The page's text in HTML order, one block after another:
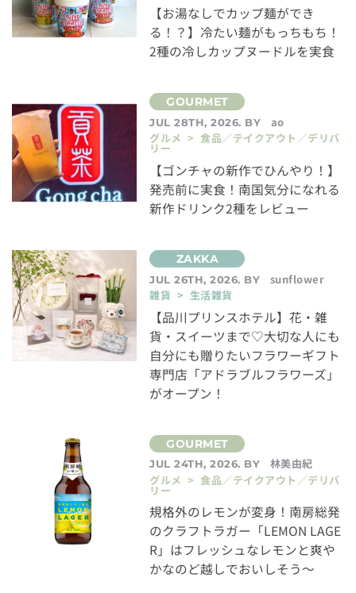
【お湯なしでカップ麺ができ
る！？】冷たい麺がもっちもち！
2種の冷しカップヌードルを実食
JUL 28TH, 2026. BY
ao
グルメ > 食品／テイクアウト／デリバ
リー
【ゴンチャの新作でひんやり！】
発売前に実食！南国気分になれる
新作ドリンク2種をレビュー
JUL 26TH, 2026. BY
sunflower
雑貨 > 生活雑貨
【品川プリンスホテル】花・雑
貨・スイーツまで♡大切な人にも
自分にも贈りたいフラワーギフト
専門店「アドラブルフラワーズ」
がオープン！
JUL 24TH, 2026. BY
林美由紀
グルメ > 食品／テイクアウト／デリバ
リー
規格外のレモンが変身！南房総発
のクラフトラガー「LEMON LAGE
R」はフレッシュなレモンと爽や
かなのど越しでおいしそう～